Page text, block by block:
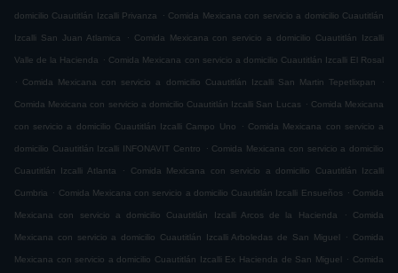
domicilio Cuautitlán Izcalli Privanza . Comida Mexicana con servicio a domicilio Cuautitlán
Izcalli San Juan Atlamica . Comida Mexicana con servicio a domicilio Cuautitlán Izcalli
Valle de la Hacienda . Comida Mexicana con servicio a domicilio Cuautitlán Izcalli El Rosal
.
Comida Mexicana con servicio a domicilio Cuautitlán Izcalli San Martin Tepetlixpan .
Comida Mexicana con servicio a domicilio Cuautitlán Izcalli San Lucas . Comida Mexicana
con servicio a domicilio Cuautitlán Izcalli Campo Uno . Comida Mexicana con servicio a
domicilio Cuautitlán Izcalli INFONAVIT Centro . Comida Mexicana con servicio a domicilio
Cuautitlán Izcalli Atlanta . Comida Mexicana con servicio a domicilio Cuautitlán Izcalli
Cumbria . Comida Mexicana con servicio a domicilio Cuautitlán Izcalli Ensueños . Comida
Mexicana con servicio a domicilio Cuautitlán Izcalli Arcos de la Hacienda . Comida
Mexicana con servicio a domicilio Cuautitlán Izcalli Arboledas de San Miguel . Comida
Mexicana con servicio a domicilio Cuautitlán Izcalli Ex Hacienda de San Miguel . Comida